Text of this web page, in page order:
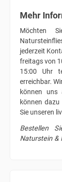
Mehr
Möchten
jederzeit
freitags von
15:00 Uhr
erreichbar.
können uns
können
Sie unseren
Bestellen
Naturstein &